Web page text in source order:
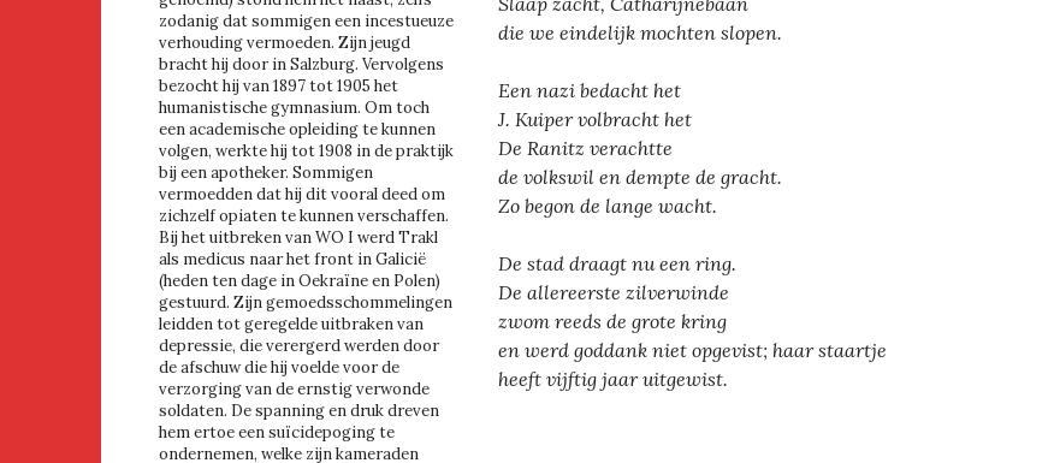
die we eindelijk mochten slopen.
Een nazi bedacht het
J. Kuiper volbracht het
De Ranitz verachtte
de volkswil en dempte de gracht.
Zo begon de lange wacht.
De stad draagt nu een ring.
De allereerste zilverwinde
zwom reeds de grote kring
en werd goddank niet opgevist; haar staartje
heeft vijftig jaar uitgewist.
zodanig dat sommigen een incestueuze
verhouding vermoeden. Zijn jeugd
bracht hij door in Salzburg. Vervolgens
bezocht hij van 1897 tot 1905 het
humanistische gymnasium. Om toch
een academische opleiding te kunnen
volgen, werkte hij tot 1908 in de praktijk
bij een apotheker. Sommigen
vermoedden dat hij dit vooral deed om
zichzelf opiaten te kunnen verschaffen.
Bij het uitbreken van WO I werd Trakl
als medicus naar het front in Galicië
(heden ten dage in Oekraïne en Polen)
gestuurd. Zijn gemoedsschommelingen
leidden tot geregelde uitbraken van
depressie, die verergerd werden door
de afschuw die hij voelde voor de
verzorging van de ernstig verwonde
soldaten. De spanning en druk dreven
hem ertoe een suïcidepoging te
ondernemen, welke zijn kameraden